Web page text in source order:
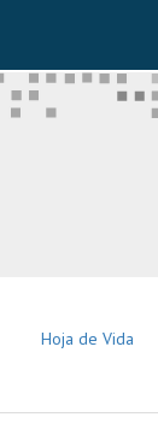
Hoja de Vida